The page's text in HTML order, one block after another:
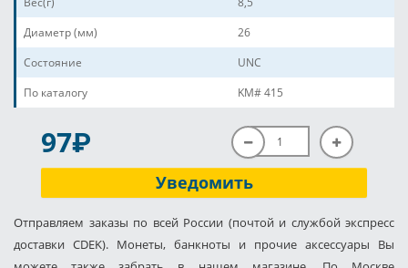
Диаметр (мм)
26
Состояние
UNC
По каталогу
KM# 415
97P
Уведомить
Отправляем заказы по всей России (почтой и службой экспресс
доставки CDEK). Монеты, банкноты и прочие аксессуары Вы